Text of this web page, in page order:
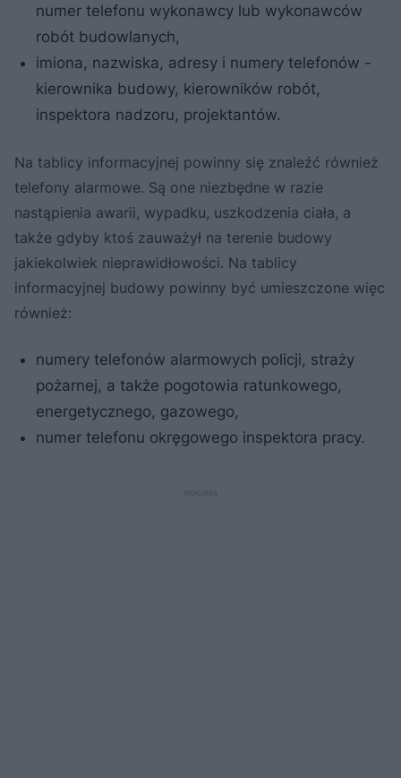
numer telefonu wykonawcy lub wykonawców
robót budowlanych,
imiona, nazwiska, adresy i numery telefonów -
kierownika budowy, kierowników robót,
inspektora nadzoru, projektantów.
Na tablicy informacyjnej powinny się znaleźć również
telefony alarmowe. Są one niezbędne w razie
nastąpienia awarii, wypadku, uszkodzenia ciała, a
także gdyby ktoś zauważył na terenie budowy
jakiekolwiek nieprawidłowości. Na tablicy
informacyjnej budowy powinny być umieszczone więc
również:
numery telefonów alarmowych policji, straży
pożarnej, a także pogotowia ratunkowego,
energetycznego, gazowego,
numer telefonu okręgowego inspektora pracy.